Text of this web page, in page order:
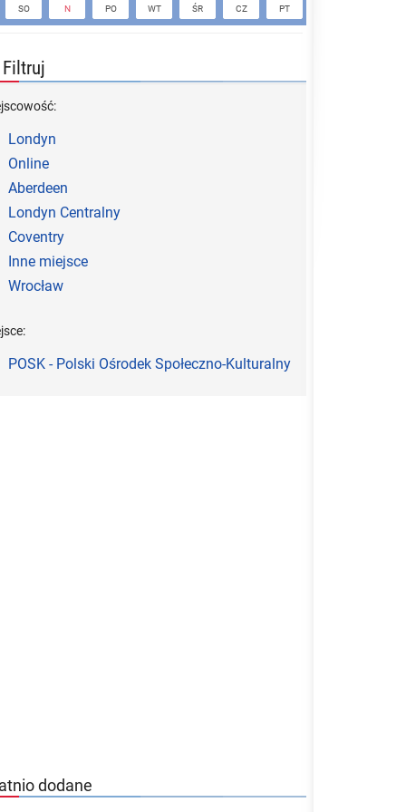
SO N PO WT ŚR CZ PT
Filtruj
Londyn
Online
Aberdeen
Londyn Centralny
Coventry
Inne miejsce
Wrocław
POSK - Polski Ośrodek Społeczno-Kulturalny
dodane